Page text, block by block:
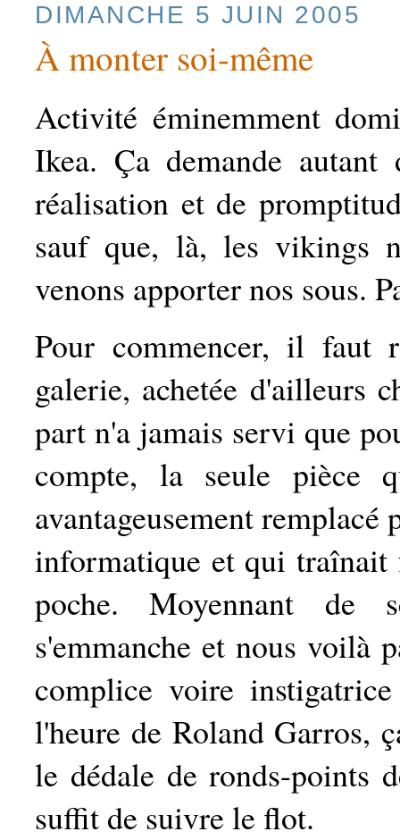
DIMANCHE 5 JUIN 2005
À monter soi-même
Activité éminemment
Ikea. Ça demande autant
réalisation et de
sauf que, là, les vikings
venons apporter nos sous.
Pour commencer, il faut
galerie, achetée d'ailleurs
part n'a jamais servi que
compte, la seule pièce
avantageusement
informatique et qui
poche. Moyennant de
s'emmanche et nous voilà
complice voire
l'heure de Roland Garros,
le dédale de ronds-points
suffit de suivre le flot.